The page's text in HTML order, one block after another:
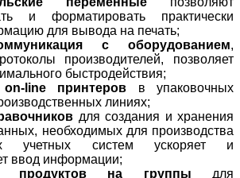
и форматировать практически
для вывода на печать;
с оборудованием,
производителей, позволяет
быстродействия;
line принтеров в упаковочных
линиях;
для создания и хранения
необходимых для производства
учетных систем ускоряет и
ввод информации;
продуктов на группы для